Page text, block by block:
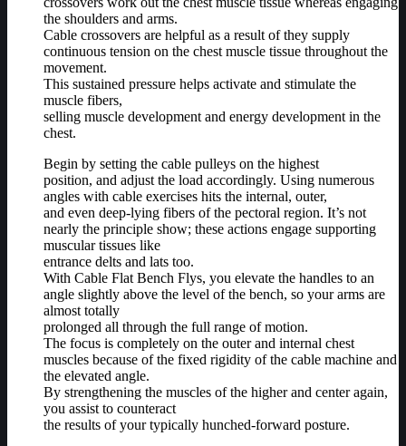
the shoulders and arms.
Cable crossovers are helpful as a result of they supply
continuous tension on the chest muscle tissue throughout the
movement.
This sustained pressure helps activate and stimulate the
muscle fibers,
selling muscle development and energy development in the
chest.
Begin by setting the cable pulleys on the highest
position, and adjust the load accordingly. Using numerous
angles with cable exercises hits the internal, outer,
and even deep-lying fibers of the pectoral region. It’s not
nearly the principle show; these actions engage supporting
muscular tissues like
entrance delts and lats too.
With Cable Flat Bench Flys, you elevate the handles to an
angle slightly above the level of the bench, so your arms are
almost totally
prolonged all through the full range of motion.
The focus is completely on the outer and internal chest
muscles because of the fixed rigidity of the cable machine and
the elevated angle.
By strengthening the muscles of the higher and center again,
you assist to counteract
the results of your typically hunched-forward posture.